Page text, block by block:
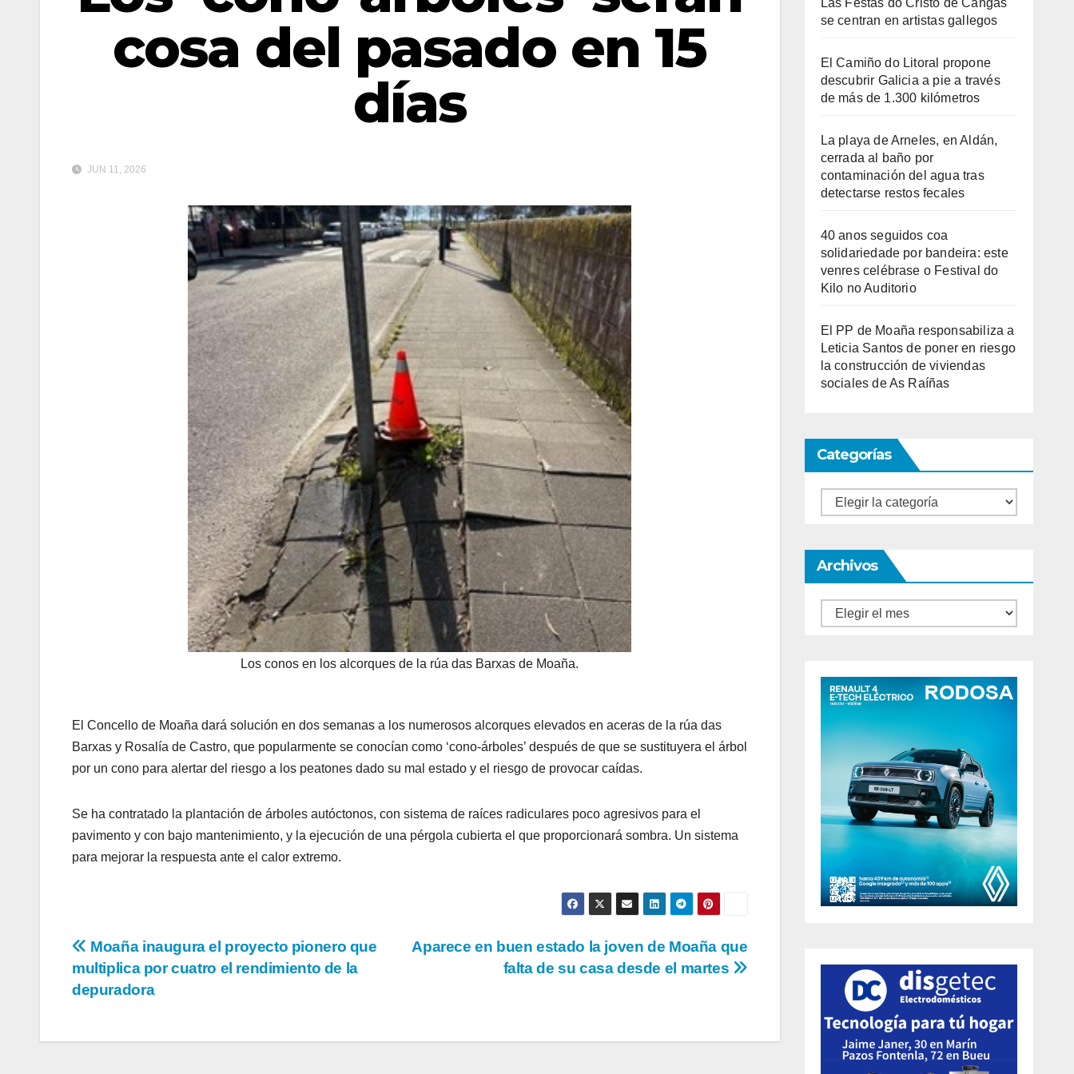
cosa del pasado en 15
días
JUN 11, 2026
Los conos en los alcorques de la rúa das Barxas de Moaña.
El Concello de Moaña dará solución en dos semanas a los numerosos alcorques elevados en aceras de la rúa das
Barxas y Rosalía de Castro, que popularmente se conocían como ‘cono-árboles’ después de que se sustituyera el árbol
por un cono para alertar del riesgo a los peatones dado su mal estado y el riesgo de provocar caídas.
Se ha contratado la plantación de árboles autóctonos, con sistema de raíces radiculares poco agresivos para el
pavimento y con bajo mantenimiento, y la ejecución de una pérgola cubierta el que proporcionará sombra. Un sistema
para mejorar la respuesta ante el calor extremo.
Navegación
de
Aparece en buen estado la joven de Moaña que
falta de su casa desde el martes
Moaña inaugura el proyecto pionero que
multiplica por cuatro el rendimiento de la
depuradora
se centran en artistas gallegos
El Camiño do Litoral propone
descubrir Galicia a pie a través
de más de 1.300 kilómetros
La playa de Arneles, en Aldán,
cerrada al baño por
contaminación del agua tras
detectarse restos fecales
40 anos seguidos coa
solidariedade por bandeira: este
venres celébrase o Festival do
Kilo no Auditorio
El PP de Moaña responsabiliza a
Leticia Santos de poner en riesgo
la construcción de viviendas
sociales de As Raíñas
Categorías
Categorías
Archivos
Archivos